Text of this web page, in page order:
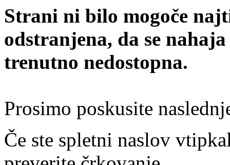
Strani ni bilo mogoče
odstranjena, da se
trenutno nedostopna.
Prosimo poskusite
Če ste spletni naslov